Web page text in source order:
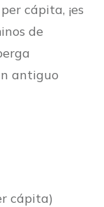
cápita, ¡es
de
antiguo
cápita)